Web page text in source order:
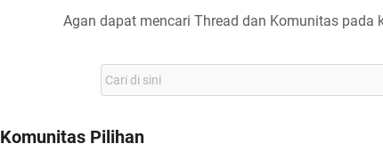
Agan dapat mencari Thread dan Komunitas
Komunitas Pilihan